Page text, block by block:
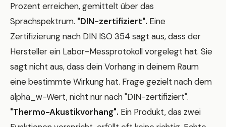
Prozent erreichen, gemittelt über das
Sprachspektrum. "DIN-zertifiziert". Eine
Zertifizierung nach DIN ISO 354 sagt aus, dass der
Hersteller ein Labor-Messprotokoll vorgelegt hat. Sie
sagt nicht aus, dass dein Vorhang in deinem Raum
eine bestimmte Wirkung hat. Frage gezielt nach dem
alpha_w-Wert, nicht nur nach "DIN-zertifiziert".
"Thermo-Akustikvorhang". Ein Produkt, das zwei